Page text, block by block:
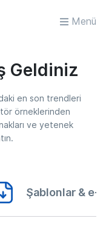
Menü
Geldiniz
en son trendleri
örneklerinden
ve yetenek
Şablonlar & e-